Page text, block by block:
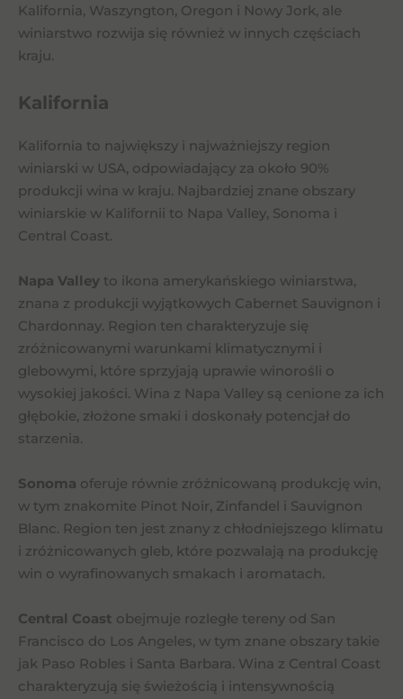
Kalifornia, Waszyngton, Oregon i Nowy Jork, ale
winiarstwo rozwija się również w innych częściach
kraju.
Kalifornia
Kalifornia to największy i najważniejszy region
winiarski w USA, odpowiadający za około 90%
produkcji wina w kraju. Najbardziej znane obszary
winiarskie w Kalifornii to Napa Valley, Sonoma i
Central Coast.
Napa Valley to ikona amerykańskiego winiarstwa,
znana z produkcji wyjątkowych Cabernet Sauvignon i
Chardonnay. Region ten charakteryzuje się
zróżnicowanymi warunkami klimatycznymi i
glebowymi, które sprzyjają uprawie winorośli o
wysokiej jakości. Wina z Napa Valley są cenione za ich
głębokie, złożone smaki i doskonały potencjał do
starzenia.
Sonoma oferuje równie zróżnicowaną produkcję win,
w tym znakomite Pinot Noir, Zinfandel i Sauvignon
Blanc. Region ten jest znany z chłodniejszego klimatu
i zróżnicowanych gleb, które pozwalają na produkcję
win o wyrafinowanych smakach i aromatach.
Central Coast obejmuje rozległe tereny od San
Francisco do Los Angeles, w tym znane obszary takie
jak Paso Robles i Santa Barbara. Wina z Central Coast
charakteryzują się świeżością i intensywnością